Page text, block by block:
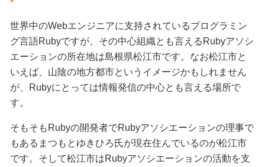
世界中のWebエンジニアに支持されているプログラミン
グ言語Rubyですが、その中心組織とも言えるRubyアソシ
エーションの所在地は島根県松江市です。なお松江市と
いえば、山陰の地方都市というイメージかもしれません
が、Rubyにとっては情報発信の中心とも言える場所で
す。
そもそもRubyの開発者でRubyアソシエーションの理事で
もあるまつもとゆきひろ氏が現在住んでいるのが松江市
です。そして松江市はRubyアソシエーションの活動を支